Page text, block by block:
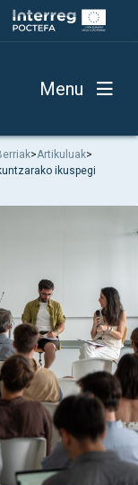
Menu
>Artikuluak>
ikuspegi